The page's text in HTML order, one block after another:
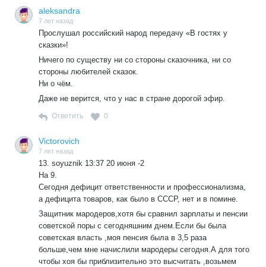
aleksandra
7 лет назад
Прослушал российский народ передачу «В гостях у
сказки»!
Ничего по существу ни со стороны сказочника, ни со
стороны любителей сказок.
Ни о чём.
Даже не верится, что у нас в стране дорогой эфир.
Ответить 0
Victorovich
7 лет назад
13. soyuznik 13:37 20 июня -2
На 9.
Сегодня дефицит ответственности и профессионализма,
а дефицита товаров, как было в СССР, нет и в помине.
Защитник мародеров,хотя бы сравнил зарплаты и пенсии
советской поры с сегодняшним днем.Если бы была
советская власть ,моя пенсия была в 3,5 раза
больше,чем мне начислили мародеры сегодня.А для того
чтобы хоя бы приблизительно это высчитать ,возьмем